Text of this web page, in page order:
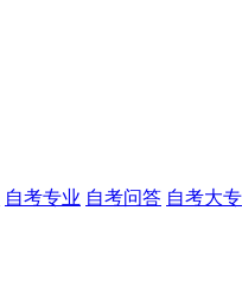
自考专业 自考问答 自考大专